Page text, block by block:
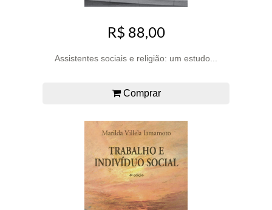
R$ 88,00
Assistentes sociais e religião: um estudo...
Comprar